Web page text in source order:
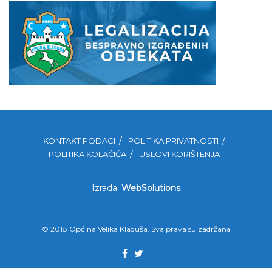
KONTAKT PODACI
POLITIKA PRIVATNOSTI
POLITIKA KOLAČIĆA
USLOVI KORIŠTENJA
Izrada: WebSolutions
© 2018 Općina Velika Kladuša. Sva prava su zadržana